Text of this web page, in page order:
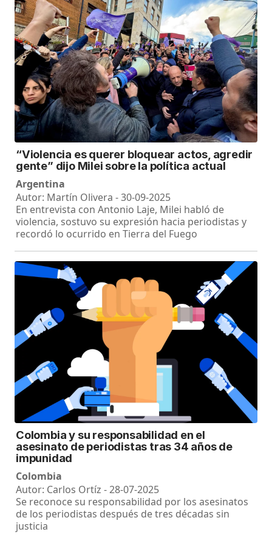
“Violencia es querer bloquear actos, agredir
gente” dijo Milei sobre la política actual
Argentina
Autor: Martín Olivera - 30-09-2025
En entrevista con Antonio Laje, Milei habló de
violencia, sostuvo su expresión hacia periodistas y
recordó lo ocurrido en Tierra del Fuego
Colombia y su responsabilidad en el
asesinato de periodistas tras 34 años de
impunidad
Colombia
Autor: Carlos Ortíz - 28-07-2025
Se reconoce su responsabilidad por los asesinatos
de los periodistas después de tres décadas sin
justicia